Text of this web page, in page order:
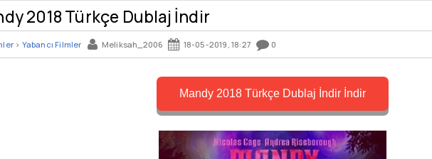
2018 Türkçe Dublaj İndir
> Yabancı Filmler Meliksah_2006 18-05-2019, 18:27 0
Mandy 2018 Türkçe Dublaj İndir İndir